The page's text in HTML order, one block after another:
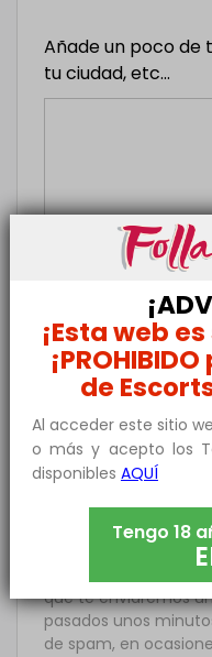
Añade un poco de
tu ciudad, etc...
Email*
He leído y acepto
de Uso, laPolítica
Por favor,
que te enviaremos
pasados unos
de spam, en
¡Esta web
de
Al acceder este sitio
o más y acepto los
disponibles AQUÍ
Tengo 18